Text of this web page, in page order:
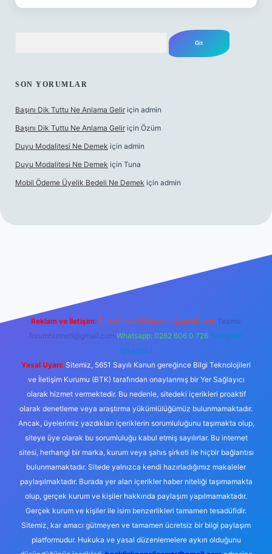
SON YORUMLAR
Başını Dik Tuttu Ne Anlama Gelir için admin
Başını Dik Tuttu Ne Anlama Gelir için Özüm
Duyu Modalitesi Ne Demek için admin
Duyu Modalitesi Ne Demek için Tuna
Mobil Ödeme Üyelik Bedeli Ne Demek için admin
Reklam ve İletişim: E-mail: backlinkpaneli@gmail.com Teams:
forumhizmeti@gmail.com Whatsapp: 0262 606 0 726 Telegram:
@karabul
Yasal Uyarı: Sitemiz, 5651 Sayılı Kanun gereğince Bilgi Teknolojileri
ve İletişim Kurumu (BTK) tarafından onaylanmış bir Yer Sağlayıcı
olarak hizmet vermektedir. Bu nedenle, sitedeki içerikleri proaktif
olarak denetleme veya araştırma yükümlülüğümüz bulunmamaktadır.
Ancak, üyelerimiz yazdıkları içeriklerin sorumluluğunu taşımakta olup,
siteye üye olarak bu sorumluluğu kabul etmiş sayılırlar. Bu internet
sitesi, herhangi bir marka, kurum veya şahıs şirketi ile hiçbir bağlantısı
bulunmamaktadır. Sitede yalnızca kendi hazırladığımız makaleler
paylaşılmaktadır. Burada yer alan içerikler haber niteliği taşımamakta
olup, gerçek kurum ve kişiler hakkında paylaşım yapılmamaktadır.
Gerçek kurum ve kişiler ile isim benzerlikleri tamamen tesadüfidir.
Sitemiz, kar amacı gütmeyen ve tamamen ücretsiz bir bilgi paylaşım
platformudur. Hukuka ve yasal düzenlemelere aykırı olduğunu